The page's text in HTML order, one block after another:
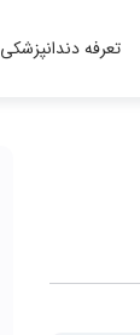
تعرفه دندانپزشکی